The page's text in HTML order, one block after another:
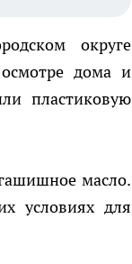
округе
дома и
пластиковую
масло.
условиях для